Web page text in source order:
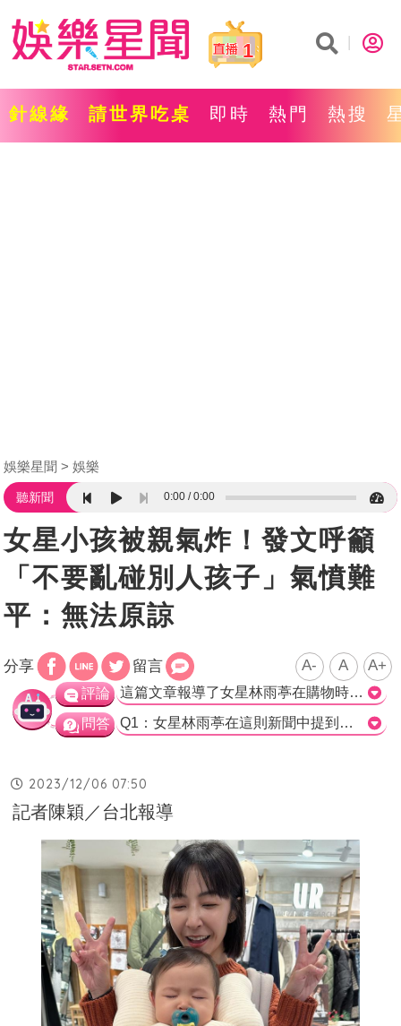
1
針線緣 請世界吃桌 即時 熱門 熱搜
娛樂星聞 娛樂
聽新聞 0:00 0:00
女星小孩被親氣炸！發文呼籲
「不要亂碰別人孩子」氣憤難
平：無法原諒
分享 留言 A- A A+
評論 這篇文章報導了女星林雨葶在購物時遭遇到一位熱情過當的老闆娘親吻她懷中的女兒，引起了她的驚慌和不悅。文章中詳細描述了當時的情景以及林雨葶的反應，並呼籲人們在接觸他人的小孩時要先詢問，不要隨意碰觸。 這樣的事件確實令人在意，尤其是對於一位新手媽媽來說，保護寶寶的安全和健康是非常重要的事情。林雨葶的反應可以理解，她提到自己的親友都會先洗手再碰觸寶寶，所以她對於這位陌生人的舉動感到不安。雖然老闆娘的行為可能是出於善意和對小孩的熱愛，但在未經對方同意的情況下碰觸他人的小孩的確是一種不適當的行為。 這篇文章提醒了讀者要在接觸他人的小孩時保持優雅和禮貌。即使對小孩有好感或熱愛，也應先詢問父母的允許才能碰觸或親吻，尊重他人的隱私和育兒方式。對於新手父母來說，這種保護寶寶健康的意識非常重要，他們應該隨時維護自己小孩的福祉。 最後，我想再次強調這篇文章中的中心思想：在碰觸他人的小孩前，應該先得到主人的同意，避免冒犯和造成不必要的困擾。>
問答 Q1：女星林雨葶在這則新聞中提到，她的外型讓人們給她起了什麼封號？ a) 小夏立 b) 小廣末涼子 c) 小儀椒 d) 小莉蒙娜 正確答案：b) 小廣末涼子 Q2：林雨葶在這則新聞中提到，老闆娘的年紀大概是多少？ a) 50多歲 b) 60多歲 c) 70多歲 d) 80多歲 正確答案：b) 60多歲 Q3：林雨葶在這則新聞中提到，她帶女兒外出買花時，老闆娘突然親了她女兒的什麼部位？ a) 臉 b) 口 c) 手 d) 腳 正確答案：c) 手
2023/12/06 07:50
記者陳穎／台北報導